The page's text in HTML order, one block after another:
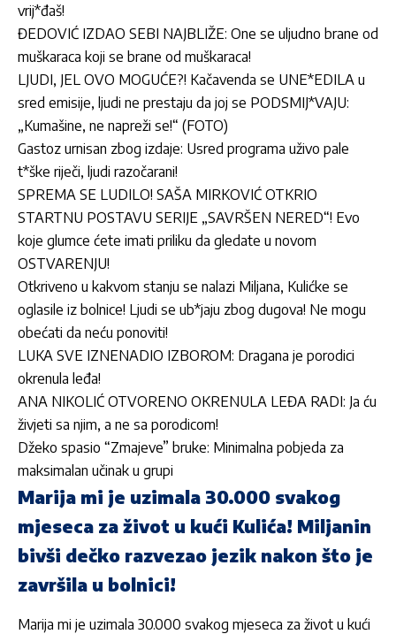
vrij*đaš!
ĐEDOVIĆ IZDAO SEBI NAJBLIŽE: One se uljudno brane od
muškaraca koji se brane od muškaraca!
LJUDI, JEL OVO MOGUĆE?! Kačavenda se UNE*EDILA u
sred emisije, ljudi ne prestaju da joj se PODSMIJ*VAJU:
„Kumašine, ne napreži se!“ (FOTO)
Gastoz urnisan zbog izdaje: Usred programa uživo pale
t*ške riječi, ljudi razočarani!
SPREMA SE LUDILO! SAŠA MIRKOVIĆ OTKRIO
STARTNU POSTAVU SERIJE „SAVRŠEN NERED“! Evo
koje glumce ćete imati priliku da gledate u novom
OSTVARENJU!
Otkriveno u kakvom stanju se nalazi Miljana, Kulićke se
oglasile iz bolnice! Ljudi se ub*jaju zbog dugova! Ne mogu
obećati da neću ponoviti!
LUKA SVE IZNENADIO IZBOROM: Dragana je porodici
okrenula leđa!
ANA NIKOLIĆ OTVORENO OKRENULA LEĐA RADI: Ja ću
živjeti sa njim, a ne sa porodicom!
Džeko spasio “Zmajeve” bruke: Minimalna pobjeda za
maksimalan učinak u grupi
Marija mi je uzimala 30.000 svakog
mjeseca za život u kući Kulića! Miljanin
bivši dečko razvezao jezik nakon što je
završila u bolnici!
Marija mi je uzimala 30.000 svakog mjeseca za život u kući